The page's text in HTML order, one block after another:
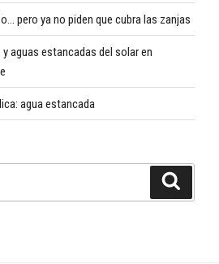
pero ya no piden que cubra las zanjas
aguas estancadas del solar en
agua estancada